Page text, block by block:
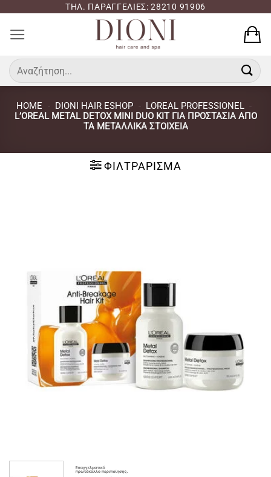
περιεχόμενο
ΤΗΛ. ΠΑΡΑΓΓΕΛΙΕΣ: 28210 91906
Αναζήτηση
για:
HOME - DIONI HAIR ESHOP - LOREAL PROFESSIONEL -
L’OREAL METAL DETOX MINI DUO KIT ΓΙΑ ΠΡΟΣΤΑΣΊΑ ΑΠΌ
ΤΑ ΜΕΤΑΛΛΙΚΆ ΣΤΟΙΧΕΊΑ
ΦΙΛΤΡΆΡΙΣΜΑ